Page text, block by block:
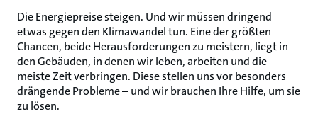
Die Energiepreise steigen. Und wir müssen dringend
etwas gegen den Klimawandel tun. Eine der größten
Chancen, beide Herausforderungen zu meistern, liegt in
den Gebäuden, in denen wir leben, arbeiten und die
meiste Zeit verbringen. Diese stellen uns vor besonders
drängende Probleme – und wir brauchen Ihre Hilfe, um sie
zu lösen.